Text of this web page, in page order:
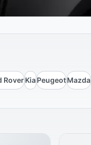
RoverKiaPeugeotMazda